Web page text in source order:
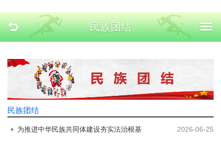
民族团结
民族团结
为推进中华民族共同体建设夯实法治根基 2026-06-25